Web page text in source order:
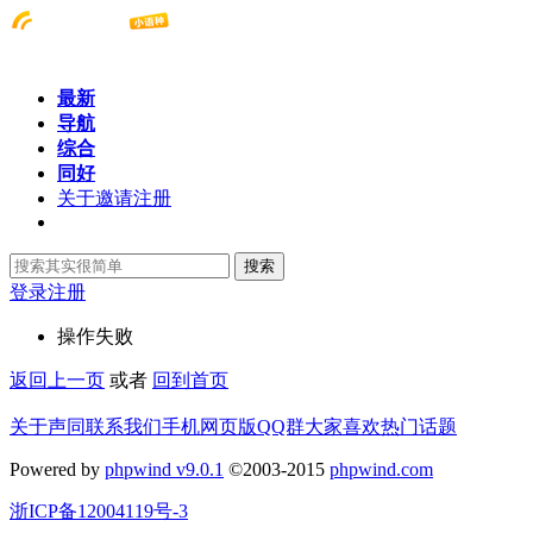
最新
导航
综合
同好
关于邀请注册
搜索
登录注册
操作失败
返回上一页 或者 回到首页
关于声同联系我们手机网页版QQ群大家喜欢热门话题
Powered by phpwind v9.0.1 ©2003-2015 phpwind.com
浙ICP备12004119号-3